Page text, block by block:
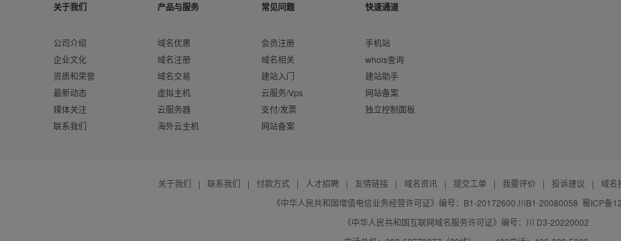
关于我们
公司介绍
企业文化
资质和荣誉
最新动态
媒体关注
联系我们
产品与服务
域名优惠
域名注册
域名交易
虚拟主机
云服务器
海外云主机
常见问题
会员注册
域名相关
建站入门
云服务/Vps
支付/发票
网站备案
快速通道
手机站
whois查询
建站助手
网站备案
独立控制面板
关于我们 | 联系我们 | 付款方式 | 人才招聘 | 友情链接 | 域名资讯 | 提交工单 | 我要评价 | 投诉建议 |
域名
《中华人民共和国增值电信业务经营许可证》编号：B1-20172600 川B1-20080058 蜀ICP备
《中华人民共和国互联网域名服务许可证》编号：川 D3-20220002